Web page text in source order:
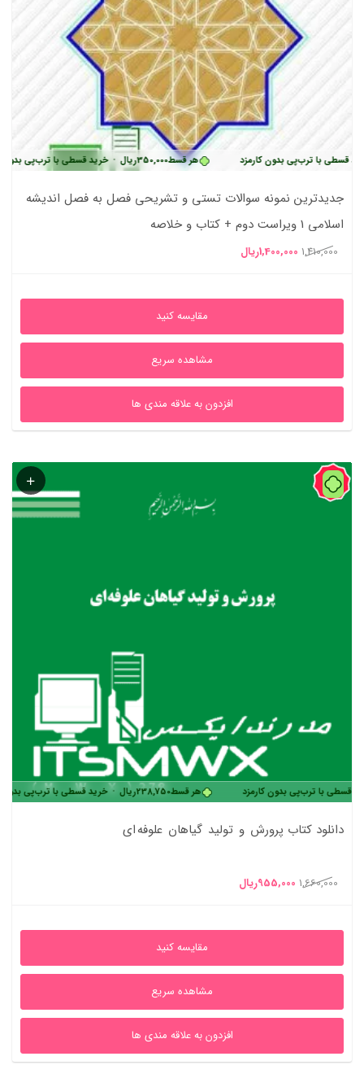
هر قسط 350,000ریال • خرید قسطی با ترب‌پی بدون کارمزد بدون کارمزد
جدیدترین نمونه سوالات تستی و تشریحی فصل به فصل اندیشه
اسلامی 1 ویراست دوم + کتاب و خلاصه
1,410,000 قیمت
1,410,000ریال
1,400,000ریال
1,400,000ریال
مقایسه کنید
مشاهده سریع
افزدون به علاقه مندی ها
42%
هر قسط 238,750ریال • خرید قسطی با ترب‌پی بدون کارمزد بدون کارمزد
دانلود کتاب پرورش و تولید گیاهان علوفه ای
1,660,000 قیمت
1,660,000ریال
955,000ریال
955,000ریال
مقایسه کنید
مشاهده سریع
افزدون به علاقه مندی ها